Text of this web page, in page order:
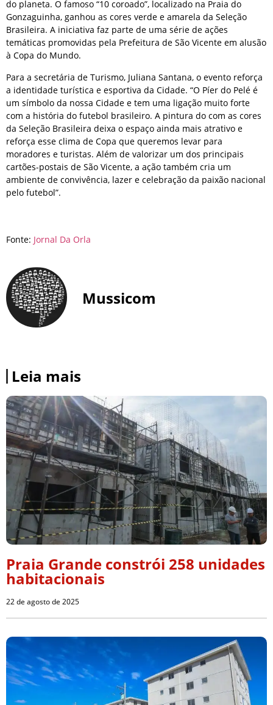
do planeta. O famoso “10 coroado”, localizado na Praia do
Gonzaguinha, ganhou as cores verde e amarela da Seleção
Brasileira. A iniciativa faz parte de uma série de ações
temáticas promovidas pela Prefeitura de São Vicente em alusão
à Copa do Mundo.
Para a secretária de Turismo, Juliana Santana, o evento reforça
a identidade turística e esportiva da Cidade. “O Píer do Pelé é
um símbolo da nossa Cidade e tem uma ligação muito forte
com a história do futebol brasileiro. A pintura do com as cores
da Seleção Brasileira deixa o espaço ainda mais atrativo e
reforça esse clima de Copa que queremos levar para
moradores e turistas. Além de valorizar um dos principais
cartões-postais de São Vicente, a ação também cria um
ambiente de convivência, lazer e celebração da paixão nacional
pelo futebol”.
Fonte: Jornal Da Orla
Mussicom
Leia mais
Praia Grande constrói 258 unidades
habitacionais
22 de agosto de 2025